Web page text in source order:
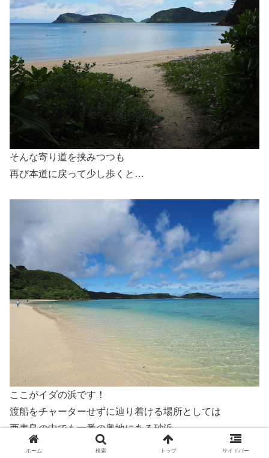
そんな寄り道を挟みつつも
再び本道に戻って少し歩くと…
ここがイダの浜です！
渡船をチャーターせずに辿り着ける場所としては
西表島の中でも一番の奥地にある砂浜。
船浮集落も岬の反対にあって近くに人家が無いので
ホーム 検索 トップ サイドバー